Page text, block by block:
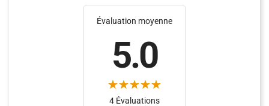
Évaluation moyenne
5.0
4 Évaluations